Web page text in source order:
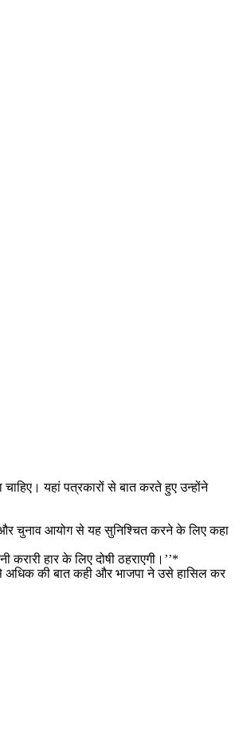
चाहिए। यहां पत्रकारों से बात करते हुए उन्होंने
और चुनाव आयोग से यह सुनिश्चित करने के लिए कहा
हार के लिए दोषी ठहराएगी।’’*
अधिक की बात कही और भाजपा ने उसे हासिल कर